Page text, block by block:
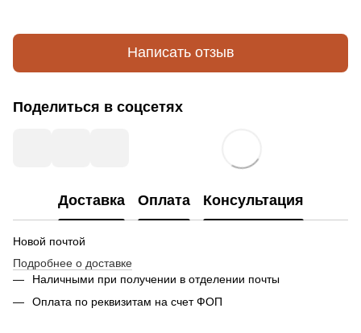
Написать отзыв
Поделиться в соцсетях
Доставка Оплата Консультация
Новой почтой
Подробнее о доставке
Наличными при получении в отделении почты
Оплата по реквизитам на счет ФОП